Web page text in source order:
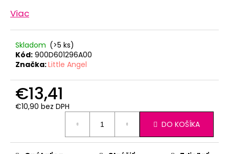
Viac
Skladom (>5 ks)
Kód: 900D601296A00
Značka:Little Angel
€13,41
€10,90 bez DPH
DO KOŠÍKA